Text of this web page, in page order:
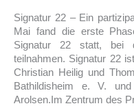
Signatur 22 – Ein
Mai fand die erste
Signatur 22 statt, bei
teilnahmen. Signatur 22
Christian Heilig und
Bathildisheim e. V. und
Arolsen.Im Zentrum des